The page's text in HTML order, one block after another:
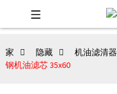
家 隐藏 机油滤清器
钢机油滤芯 35x60